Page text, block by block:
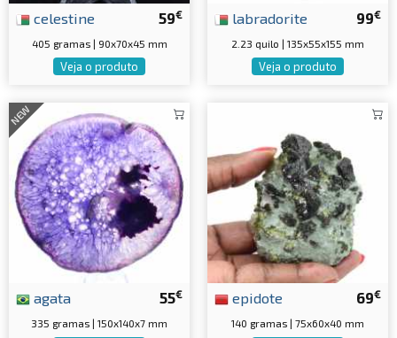
59€
celestine
405 gramas | 90x70x45 mm
Veja o produto
99€
labradorite
2.23 quilo | 135x55x155 mm
Veja o produto
NEW
55€
agata
335 gramas | 150x140x7 mm
69€
epidote
140 gramas | 75x60x40 mm